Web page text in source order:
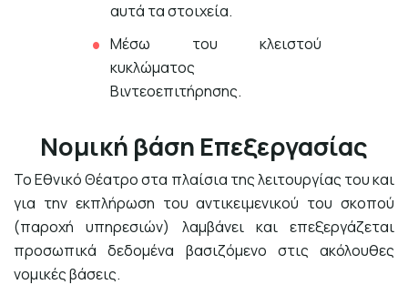
αυτά τα στοιχεία.
Μέσω του κλειστού
κυκλώματος
Βιντεοεπιτήρησης.
Νομική βάση Επεξεργασίας
Το Εθνικό Θέατρο στα πλαίσια της λειτουργίας του και
για την εκπλήρωση του αντικειμενικού του σκοπού
(παροχή υπηρεσιών) λαμβάνει και επεξεργάζεται
προσωπικά δεδομένα βασιζόμενο στις ακόλουθες
νομικές βάσεις.